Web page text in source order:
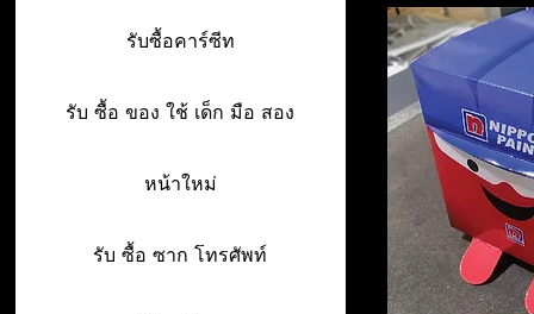
รับซื้อคาร์ซีท
รับ ซื้อ ของ ใช้ เด็ก มือ สอง
หน้าใหม่
รับ ซื้อ ซาก โทรศัพท์